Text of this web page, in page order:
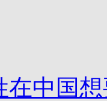
在中国